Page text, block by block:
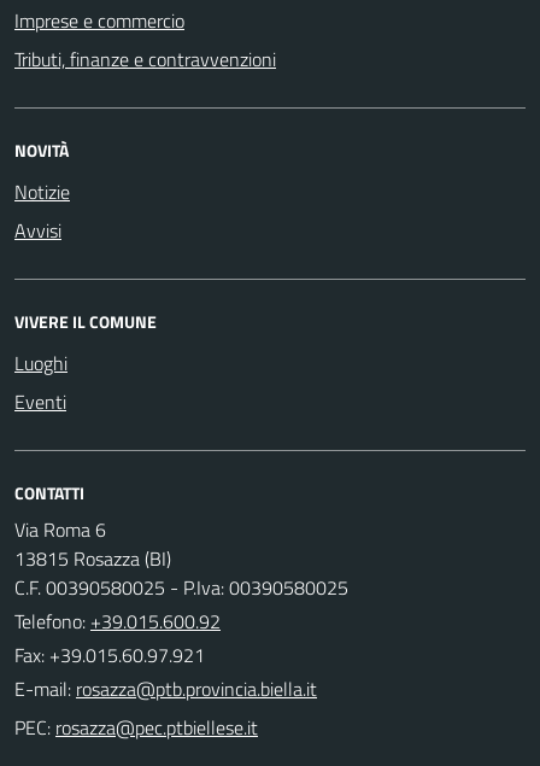
Imprese e commercio
Tributi, finanze e contravvenzioni
NOVITÀ
Notizie
Avvisi
VIVERE IL COMUNE
Luoghi
Eventi
CONTATTI
Via Roma 6
13815 Rosazza (BI)
C.F. 00390580025 - P.Iva: 00390580025
Telefono: +39.015.600.92
Fax: +39.015.60.97.921
E-mail:
PEC: